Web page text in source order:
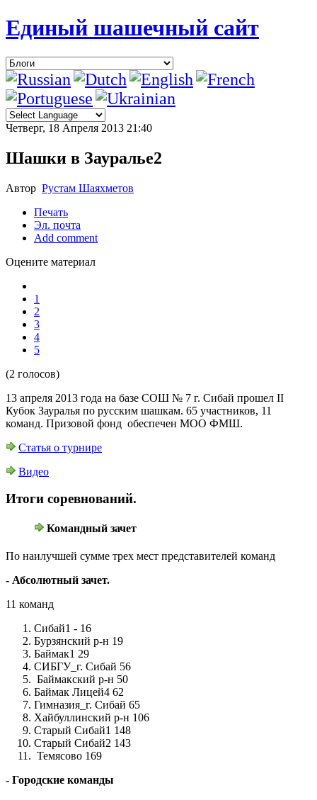
Единый шашечный сайт
Четверг, 18 Апреля 2013 21:40
Шашки в Зауралье2
Автор Рустам Шаяхметов
Печать
Эл. почта
Add comment
Оцените материал
1
2
3
4
5
(2 голосов)
13 апреля 2013 года на базе СОШ № 7 г. Сибай прошел II
Кубок Зауралья по русским шашкам. 65 участников, 11
команд. Призовой фонд обеспечен МОО ФМШ.
Статья о турнире
Видео
Итоги соревнований.
Командный зачет
По наилучшей сумме трех мест представителей команд
- Абсолютный зачет.
11 команд
Сибай1 - 16
Бурзянский р-н 19
Баймак1 29
СИБГУ_г. Сибай 56
Баймакский р-н 50
Баймак Лицей4 62
Гимназия_г. Сибай 65
Хайбуллинский р-н 106
Старый Сибай1 148
Старый Сибай2 143
Темясово 169
- Городские команды